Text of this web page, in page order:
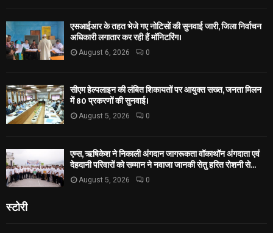
एसआईआर के तहत भेजे गए नोटिसों की सुनवाई जारी, जिला निर्वाचन
अधिकारी लगातार कर रही हैं मॉनिटरिंग।
August 6, 2026 0
सीएम हेल्पलाइन की लंबित शिकायतों पर आयुक्त सख्त, जनता मिलन
में 80 प्रकरणों की सुनवाई।
August 5, 2026 0
एम्स, ऋषिकेश ने निकाली अंगदान जागरूकता वॉकाथॉन अंगदाता एवं
देहदानी परिवारों को सम्मान ने नवाजा जानकी सेतु हरित रोशनी से...
August 5, 2026 0
स्टोरी